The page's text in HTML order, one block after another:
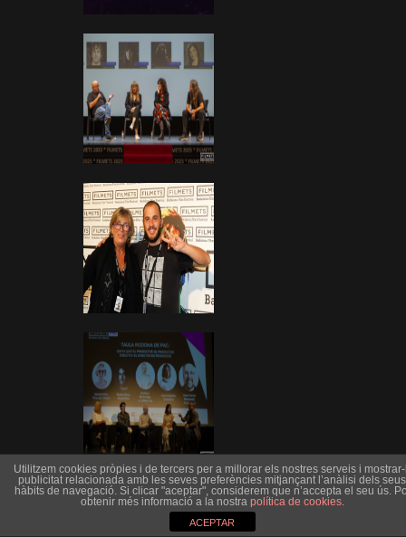
Utilitzem cookies pròpies i de tercers per a millorar els nostres serveis i
publicitat relacionada amb les seves preferències mitjançant l’anàlisi dels seus
hàbits de navegació. Si clicar "aceptar", considerem que n’accepta el seu ús.
obtenir més informació a la nostra política de cookies.
ACEPTAR